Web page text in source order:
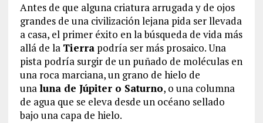
Antes de que alguna criatura arrugada y de ojos
grandes de una civilización lejana pida ser llevada
a casa, el primer éxito en la búsqueda de vida más
allá de la Tierrapodría ser más prosaico. Una
pista podría surgir de un puñado de moléculas en
una roca marciana, un grano de hielo de
unaluna de Júpiter o Saturno, o una columna
de agua que se eleva desde un océano sellado
bajo una capa de hielo.